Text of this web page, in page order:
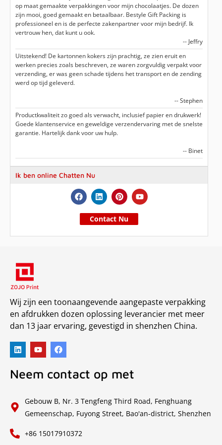
op maat gemaakte verpakkingen voor mijn chocolaatjes. De dozen
zijn mooi, goed gemaakt en betaalbaar. Bestyle Gift Packing is
professioneel en is de perfecte zakenpartner voor mijn bedrijf. Ik
vertrouw hen, dat kunt u ook.
-- Jeffry
Uitstekend! De kartonnen kokers zijn prachtig, ze zien eruit en
werken precies zoals beschreven, ze waren zorgvuldig verpakt voor
verzending, er was geen schade tijdens het transport en de zending
werd op tijd geleverd.
-- Stephen
Productkwaliteit zo goed als verwacht, inclusief papier en drukwerk!
Goede klantenservice en geweldige verzendervaring met de snelste
garantie. Hartelijk dank voor uw hulp.
-- Binet
Ik ben online Chatten Nu
Contact Nu
Wij zijn een toonaangevende aangepaste verpakking
en afdrukken dozen oplossing leverancier met meer
dan 13 jaar ervaring, gevestigd in shenzhen China.
Neem contact op met
Gebouw B, Nr. 3 Tengfeng Third Road, Fenghuang
Gemeenschap, Fuyong Street, Bao'an-district, Shenzhen
+86 15017910372